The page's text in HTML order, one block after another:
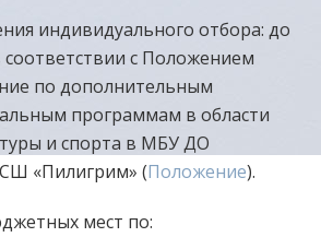
индивидуального отбора: до
соответствии с Положением
по дополнительным
программам в области
и спорта в МБУ ДО
«Пилигрим» (Положение).
мест по: